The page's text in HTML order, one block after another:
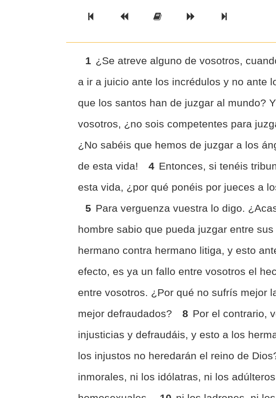
Previous BookPrevious Chapter
Read the Full Chapter
Next Chapter
Next Book
1 ¿Se atreve alguno de vosotros,
a ir a juicio ante los incrédulos y no ante
que los santos han de juzgar al mundo?
vosotros, ¿no sois competentes para
¿No sabéis que hemos de juzgar a los
de esta vida!
4 Entonces, si tenéis
esta vida, ¿por qué ponéis por jueces a
5 Para verguenza vuestra lo digo.
hombre sabio que pueda juzgar entre sus
hermano contra hermano litiga, y esto
efecto, es ya un fallo entre vosotros el
entre vosotros. ¿Por qué no sufrís mejor
mejor defraudados?
8 Por el contrario,
injusticias y defraudáis, y esto a los
los injustos no heredarán el reino de
inmorales, ni los idólatras, ni los